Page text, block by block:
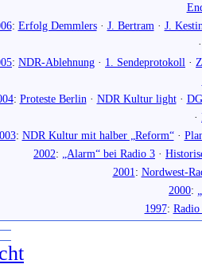
: Erfolg Demmlers· J. Bertram · J.
: NDR-Ablehnung · 1. Sendeprotokoll ·
: Proteste Berlin · NDR Kultur light·
·
: NDR Kultur mit halber „Reform“·
2002: „Alarm“ bei Radio 3 ·
2001: Nordwest-
2000:
1997: